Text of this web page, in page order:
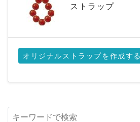
ストラップ
オリジナルストラップを作成する